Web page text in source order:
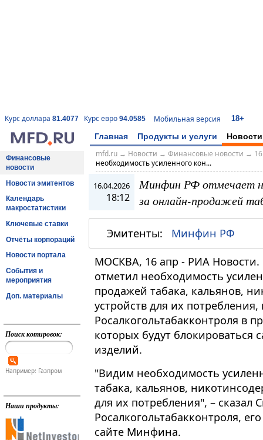
Курс доллара 81.4077 Курс евро 94.0585 Мобильная версия 18+
Главная Продукты и услуги Новости
Финансовые
новости
Новости эмитентов
Календарь
макростатистики
Ключевые ставки
Отчёты корпораций
Новости портала
События и
мероприятия
Доп. материалы
Поиск котировок:
Например: Газпром
Наши продукты:
mfd.ru→ Новости → Финансовые новости →
необходимость усиленного кон...
16.04.2026
18:12
Минфин РФ отмечает
за онлайн-продажей
Эмитенты: Минфин РФ
МОСКВА, 16 апр - РИА
отметил необходимость
продажей табака, кальянов,
устройств для их
Росалкогольтабакконтроля в
которых будут
изделий.
"Видим необходимость
табака, кальянов,
для их потребления", – сказал
Росалкогольтабакконтроля,
сайте Минфина​​​.